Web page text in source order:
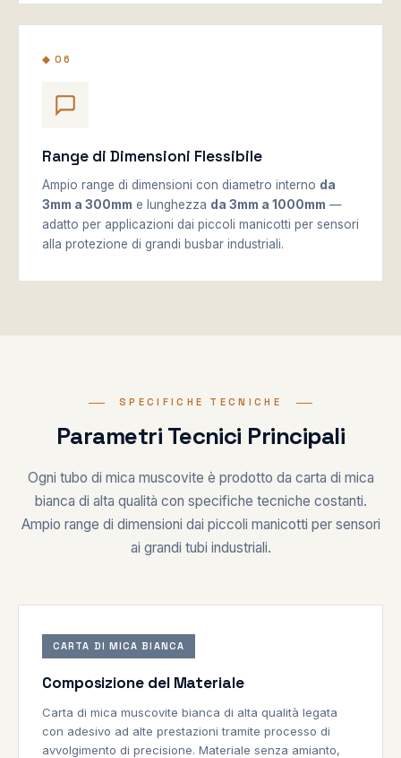
◆ 06
Range di Dimensioni Flessibile
Ampio range di dimensioni con diametro interno da
3mm a 300mm e lunghezza da 3mm a 1000mm —
adatto per applicazioni dai piccoli manicotti per sensori
alla protezione di grandi busbar industriali.
SPECIFICHE TECNICHE
Parametri Tecnici Principali
Ogni tubo di mica muscovite è prodotto da carta di mica
bianca di alta qualità con specifiche tecniche costanti.
Ampio range di dimensioni dai piccoli manicotti per sensori
ai grandi tubi industriali.
CARTA DI MICA BIANCA
Composizione del Materiale
Carta di mica muscovite bianca di alta qualità legata
con adesivo ad alte prestazioni tramite processo di
avvolgimento di precisione. Materiale senza amianto,